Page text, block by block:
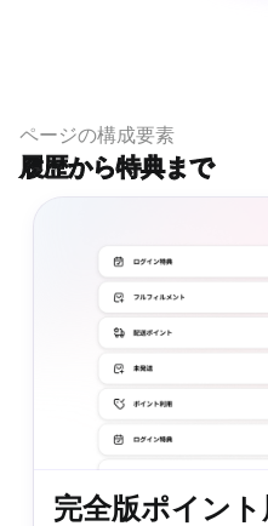
ページの構成要素
履歴から特典まで
完全版ポイン